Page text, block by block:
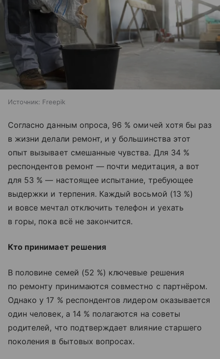
Источник: Freepik
Согласно данным опроса, 96 % омичей хотя бы раз
в жизни делали ремонт, и у большинства этот
опыт вызывает смешанные чувства. Для 34 %
респондентов ремонт — почти медитация, а вот
для 53 % — настоящее испытание, требующее
выдержки и терпения. Каждый восьмой (13 %)
и вовсе мечтал отключить телефон и уехать
в горы, пока всё не закончится.
Кто принимает решения
В половине семей (52 %) ключевые решения
по ремонту принимаются совместно с партнёром.
Однако у 17 % респондентов лидером оказывается
один человек, а 14 % полагаются на советы
родителей, что подтверждает влияние старшего
поколения в бытовых вопросах.